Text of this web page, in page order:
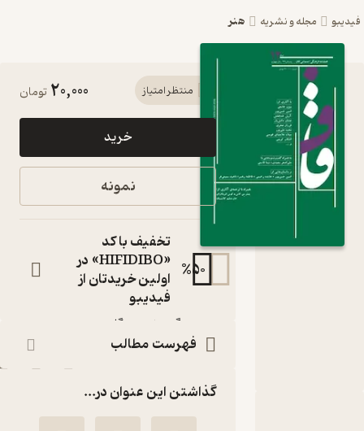
مجله و نشریه هنر
کتاب
فصلنامه
فرهنگی
قاف شماره
12 اثر گروه
نویسندگان
مجله
نویسنده:
گروه نویسندگان
ناشر:
منتظر امتیاز 20,000 تومان
خرید
نمونه
%
تخفیف با کد
«HIFIDIBO» در
اولین خریدتان از
فیدیبو
فهرست مطالب
گذاشتن این عنوان در...